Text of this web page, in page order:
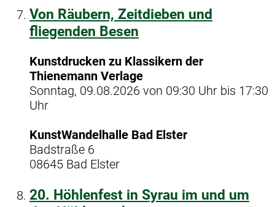
Von Räubern, Zeitdieben und
fliegenden Besen
Kunstdrucken zu Klassikern der
Thienemann Verlage
Sonntag, 09.08.2026 von 09:30 Uhr bis 17:30
Uhr
KunstWandelhalle Bad Elster
Badstraße 6
08645 Bad Elster
20. Höhlenfest in Syrau im und um